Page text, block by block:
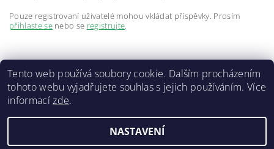
Pouze registrovaní uživatelé mohou vkládat příspěvky. Prosím
přihlaste senebo se registrujte.
Doprava a platba
2026 ©ZVĚROKRÁM, všechna práva vyhrazena
Tento web používá soubory cookie. Dalším procházením
tohoto webu vyjadřujete souhlas s jejich používáním. Více
informacízde.
NASTAVENÍ